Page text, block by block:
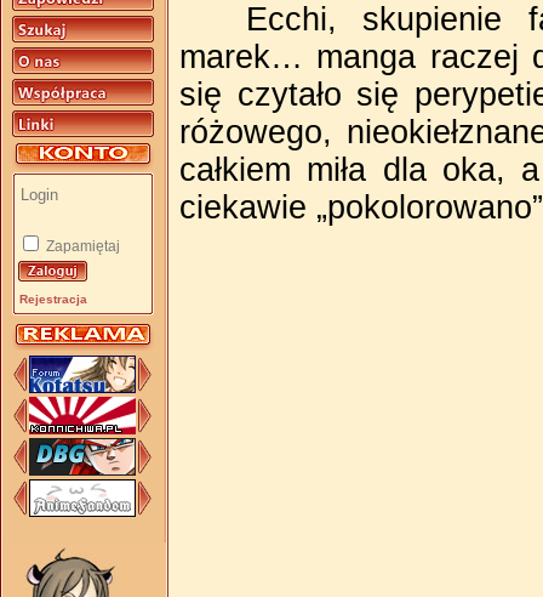
Zapamiętaj
Rejestracja
Ecchi, skupienie
marek… manga raczej
się czytało się
różowego,
całkiem miła dla oka,
ciekawie